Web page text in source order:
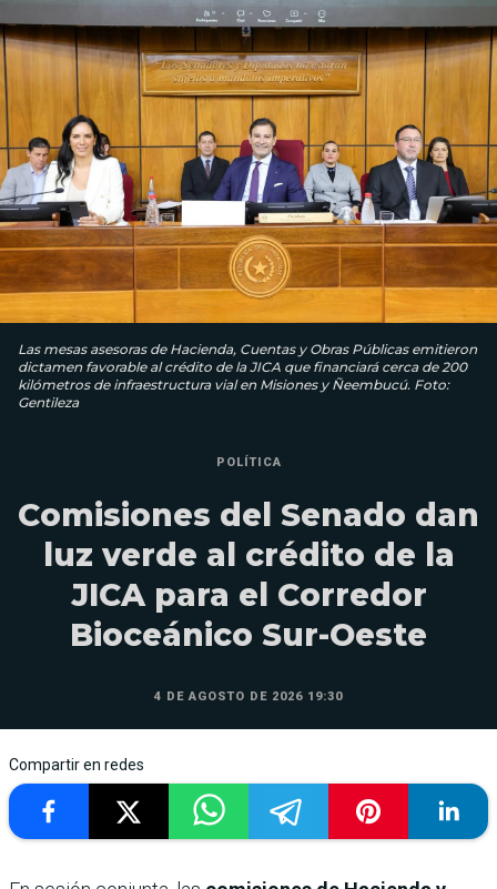
Las mesas asesoras de Hacienda, Cuentas y Obras Públicas emitieron
dictamen favorable al crédito de la JICA que financiará cerca de 200
kilómetros de infraestructura vial en Misiones y Ñeembucú. Foto:
Gentileza
POLÍTICA
Comisiones del Senado dan
luz verde al crédito de la
JICA para el Corredor
Bioceánico Sur-Oeste
4 DE AGOSTO DE 2026 19:30
Compartir en redes